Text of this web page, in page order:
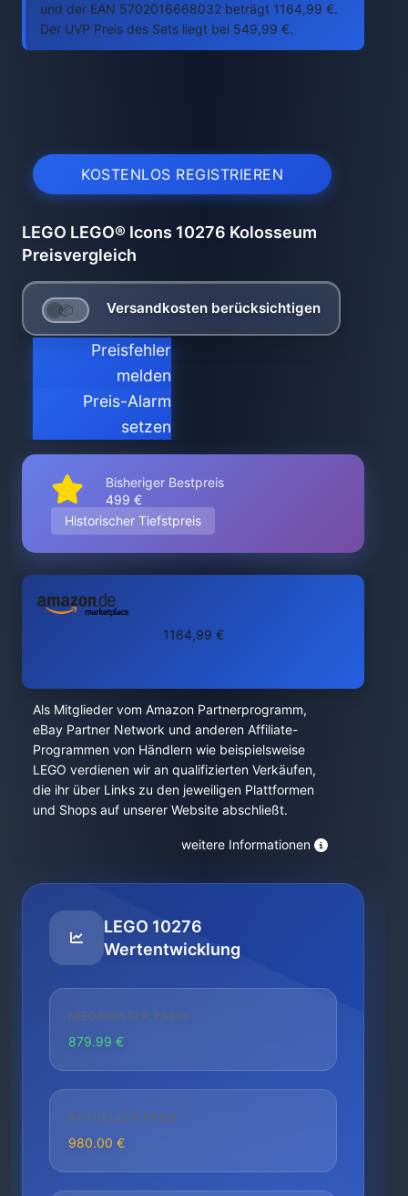
und der EAN 5702016668032 beträgt 1164,99 €.
Der UVP Preis des Sets liegt bei 549,99 €.
KOSTENLOS REGISTRIEREN
LEGO LEGO® Icons 10276 Kolosseum
Preisvergleich
Versandkosten berücksichtigen
Preisfehler
melden
Preis-Alarm
setzen
Bisheriger Bestpreis
499 €
Historischer Tiefstpreis
1164,99 €
Als Mitglieder vom Amazon Partnerprogramm,
eBay Partner Network und anderen Affiliate-
Programmen von Händlern wie beispielsweise
LEGO verdienen wir an qualifizierten Verkäufen,
die ihr über Links zu den jeweiligen Plattformen
und Shops auf unserer Website abschließt.
weitere Informationen
LEGO 10276
Wertentwicklung
NIEDRIGSTER PREIS
879.99 €
AKTUELLER PREIS
980.00 €